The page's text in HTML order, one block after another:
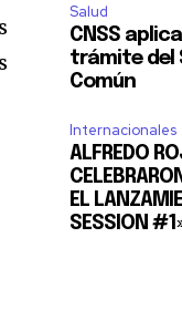
Salud
CNSS
trámite del
Común
Internacionales
ALFREDO
EL
SESSION